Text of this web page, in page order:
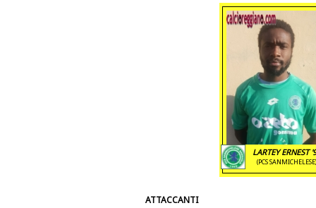
LARTEY ERNEST
(PCS SANMICHELESE)
ATTACCANTI